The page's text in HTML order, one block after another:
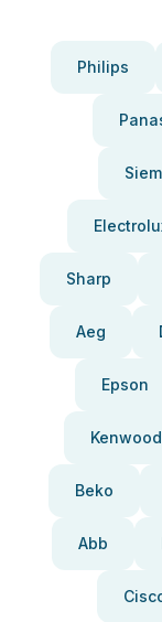
Philips
Sharp
Aeg
Epson
Kenwood
Beko
Abb